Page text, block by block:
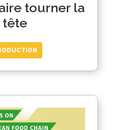
tourner la
tête